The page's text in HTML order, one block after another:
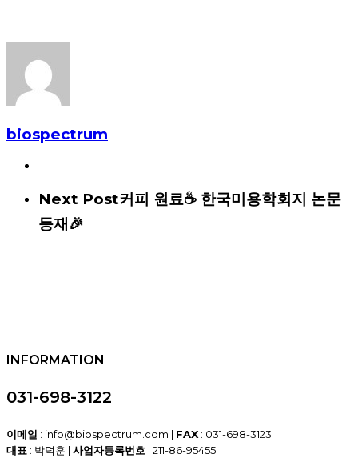
biospectrum
Next Post커피 원료☕ 한국미용학회지 논문
등재🎉
INFORMATION
031-698-3122
이메일 : info@biospectrum.com | FAX: 031-698-3123
대표 : 박덕훈 | 사업자등록번호 : 211-86-95455